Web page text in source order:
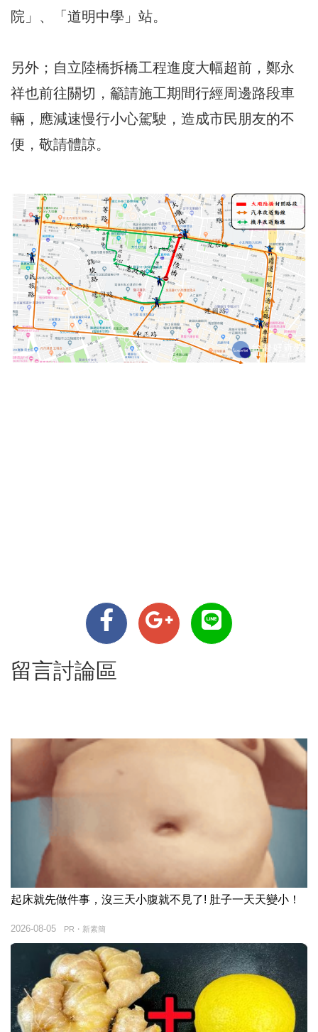
院」、「道明中學」站。
另外；自立陸橋拆橋工程進度大幅超前，鄭永
祥也前往關切，籲請施工期間行經周邊路段車
輛，應減速慢行小心駕駛，造成市民朋友的不
便，敬請體諒。
留言討論區
起床就先做件事，沒三天小腹就不見了! 肚子一天天變小！
PR・新素簡
2026-08-05